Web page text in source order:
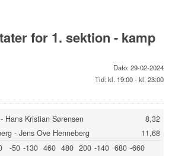
for 1. sektion - kamp
Dato: 29-02-2024
Tid: kl. 19:00 - kl. 23:00
Hans Kristian Sørensen
8,32
- Jens Ove Henneberg
11,68
-50 -130 460 480 200 -140 680 -660